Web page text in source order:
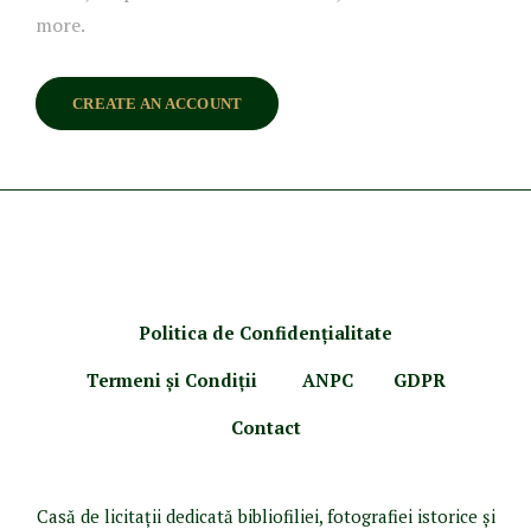
more.
CREATE AN ACCOUNT
Politica de Confidenţialitate
Termeni şi Condiţii
ANPC
GDPR
Contact
Casă de licitaţii dedicată bibliofiliei, fotografiei istorice şi